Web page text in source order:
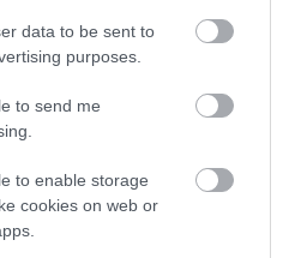
data to be sent to
purposes.
to send me
to enable storage
cookies on web or
Fotó:Shutterstock
Michelin-csillagos Osteria